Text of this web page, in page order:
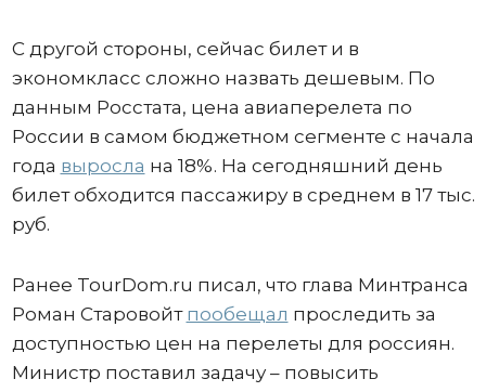
С другой стороны, сейчас билет и в
экономкласс сложно назвать дешевым. По
данным Росстата, цена авиаперелета по
России в самом бюджетном сегменте с начала
года выросла на 18%. На сегодняшний день
билет обходится пассажиру в среднем в 17 тыс.
руб.
Ранее TourDom.ru писал, что глава Минтранса
Роман Старовойт пообещал проследить за
доступностью цен на перелеты для россиян.
Министр поставил задачу – повысить